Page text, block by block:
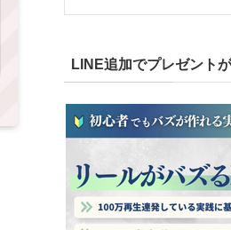
LINE追加でプレゼント